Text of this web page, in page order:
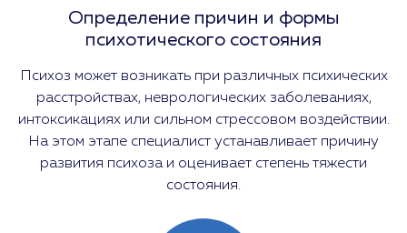
Определение причин и формы
психотического состояния
Психоз может возникать при различных психических
расстройствах, неврологических заболеваниях,
интоксикациях или сильном стрессовом воздействии.
На этом этапе специалист устанавливает причину
развития психоза и оценивает степень тяжести
состояния.